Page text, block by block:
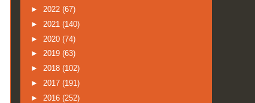
► 2022 (67)
► 2021 (140)
► 2020 (74)
► 2019 (63)
► 2018 (102)
► 2017 (191)
► 2016 (252)